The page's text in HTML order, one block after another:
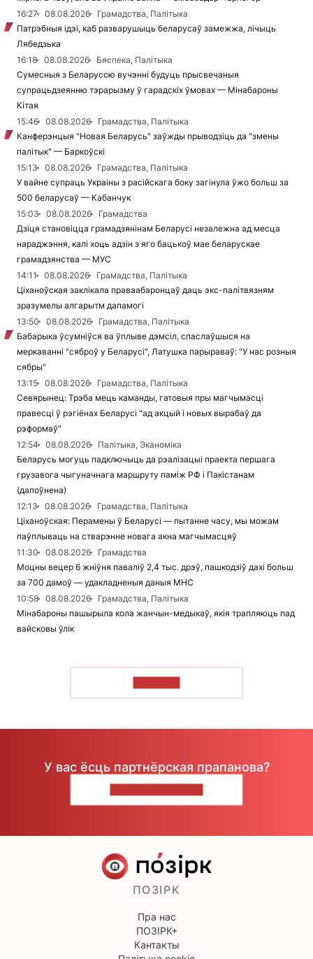
16:27
08.08.2026
Грамадства, Палітыка
Патрэбныя ідэі, каб разварушыць беларусаў замежжа, лічыць
Лябедзька
16:18
08.08.2026
Бяспека, Палітыка
Сумесныя з Беларуссю вучэнні будуць прысвечаныя
супрацьдзеянню тэрарызму ў гарадскіх ўмовах — Мінабароны
Кітая
15:46
08.08.2026
Грамадства, Палітыка
Канферэнцыя "Новая Беларусь" заўжды прыводзіць да "змены
палітык" — Баркоўскі
15:13
08.08.2026
Грамадства, Палітыка
У вайне супраць Украіны з расійскага боку загінула ўжо больш за
500 беларусаў — Кабанчук
15:03
08.08.2026
Грамадства
Дзіця становіцца грамадзянінам Беларусі незалежна ад месца
нараджэння, калі хоць адзін з яго бацькоў мае беларускае
грамадзянства — МУС
14:11
08.08.2026
Грамадства, Палітыка
Ціханоўская заклікала праваабаронцаў даць экс-палітвязням
зразумелы алгарытм дапамогі
13:50
08.08.2026
Грамадства, Палітыка
Бабарыка ўсумніўся ва ўплыве дэмсіл, спаслаўшыся на
меркаванні "сяброў у Беларусі", Латушка парыраваў: "У нас розныя
сябры"
13:15
08.08.2026
Грамадства, Палітыка
Севярынец: Трэба мець каманды, гатовыя пры магчымасці
правесці ў рэгіёнах Беларусі "ад акцый і новых вырабаў да
рэформаў"
12:54
08.08.2026
Палітыка, Эканоміка
Беларусь могуць падключыць да рэалізацыі праекта першага
грузавога чыгуначнага маршруту паміж РФ і Пакістанам
(дапоўнена)
12:13
08.08.2026
Грамадства, Палітыка
Ціханоўская: Перамены ў Беларусі — пытанне часу, мы можам
паўплываць на стварэнне новага акна магчымасцяў
11:30
08.08.2026
Грамадства
Моцны вецер 6 жніўня паваліў 2,4 тыс. дрэў, пашкодзіў дахі больш
за 700 дамоў — удакладненыя даныя МНС
10:58
08.08.2026
Грамадства, Палітыка
Мінабароны пашырыла кола жанчын-медыкаў, якія трапляюць пад
вайсковы ўлік
У вас ёсць партнёрская прапанова?
ПОЗІРК
Пра нас
ПОЗІРК+
Кантакты